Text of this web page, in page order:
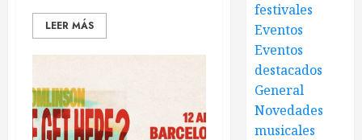
LEER MÁS
festivales
Eventos
Eventos
destacados
General
Novedades
musicales